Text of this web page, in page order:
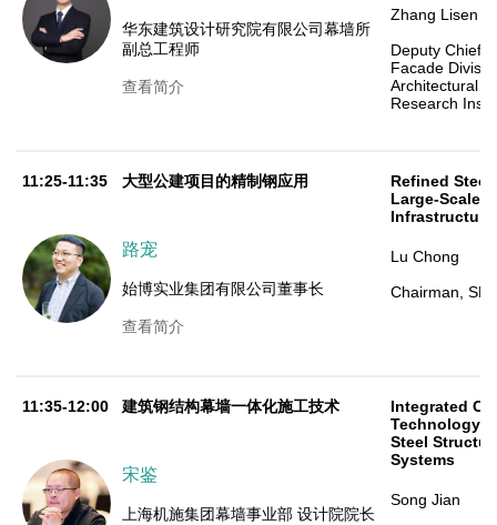
华东建筑设计研究院有限公司幕墙所
副总工程师
查看简介
Zhang Lisen
Deputy Chief
Facade
Architectural
Research
11:25-11:35 大型公建项目的精制钢应用
路宠
始博实业集团有限公司董事长
查看简介
Refined
Large-Scale
Lu Chong
Chairman,
11:35-12:00 建筑钢结构幕墙一体化施工技术
宋鉴
上海机施集团幕墙事业部 设计院院长
Integrated
Technology
Steel
Systems
Song Jian